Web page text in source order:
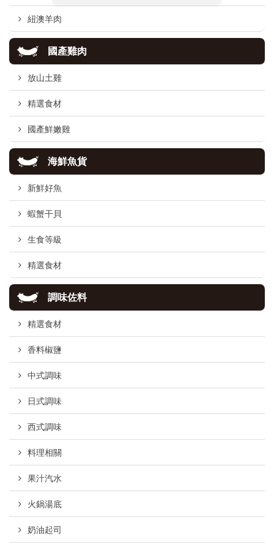
紐澳羊肉
國產雞肉
放山土雞
精選食材
國產鮮嫩雞
海鮮魚貨
新鮮好魚
蝦蟹干貝
生食等級
精選食材
調味佐料
精選食材
香料椒鹽
中式調味
日式調味
西式調味
料理相關
果汁汽水
火鍋湯底
奶油起司